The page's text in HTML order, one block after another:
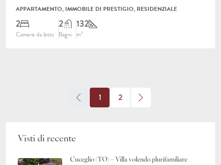
APPARTAMENTO, IMMOBILE DI PRESTIGIO, RESIDENZIALE
2
Camere da letto
2
Bagni
132
m²
1 2
Visti di recente
Cuceglio (TO) – Villa volendo plurifamiliare